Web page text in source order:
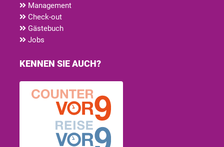
Management
Check-out
Gästebuch
Jobs
KENNEN SIE AUCH?